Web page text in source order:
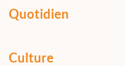
Quotidien
Culture